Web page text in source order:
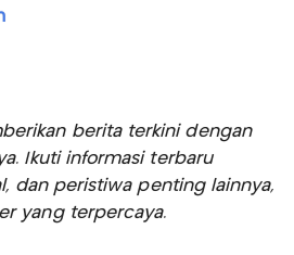
berita terkini dengan
Ikuti informasi terbaru
dan peristiwa penting lainnya,
yang terpercaya.